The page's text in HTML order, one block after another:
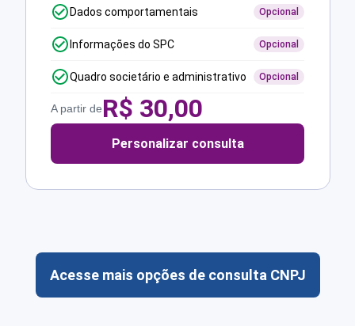
Dados comportamentais Opcional
Informações do SPC Opcional
Quadro societário e administrativo Opcional
A partir deR$ 30,00
Personalizar consulta
Acesse mais opções de consulta CNPJ